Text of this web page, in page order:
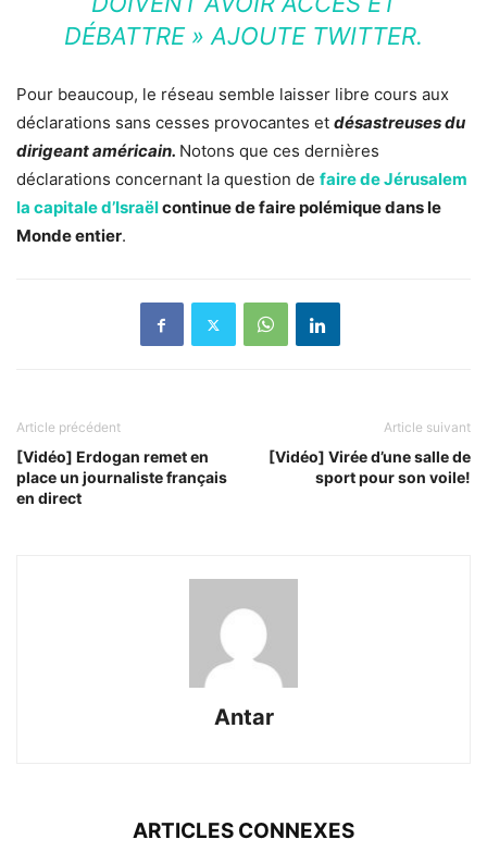
DÉBATTRE » AJOUTE TWITTER.
Pour beaucoup, le réseau semble laisser libre cours aux
déclarations sans cesses provocantes et désastreuses du
dirigeant américain. Notons que ces dernières
déclarations concernant la question de faire de Jérusalem
la capitale d’Israëlcontinue de faire polémique dans le
Monde entier.
Article précédent
[Vidéo] Erdogan remet en
place un journaliste français
en direct
Article suivant
[Vidéo] Virée d’une salle de
sport pour son voile!
Antar
ARTICLES CONNEXES